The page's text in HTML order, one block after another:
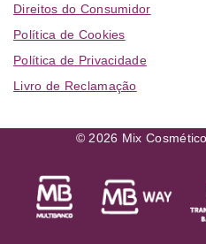
Direitos do Consumidor
Política de Cookies
Política de Privacidade
Livro de Reclamação
© 2026 Mix